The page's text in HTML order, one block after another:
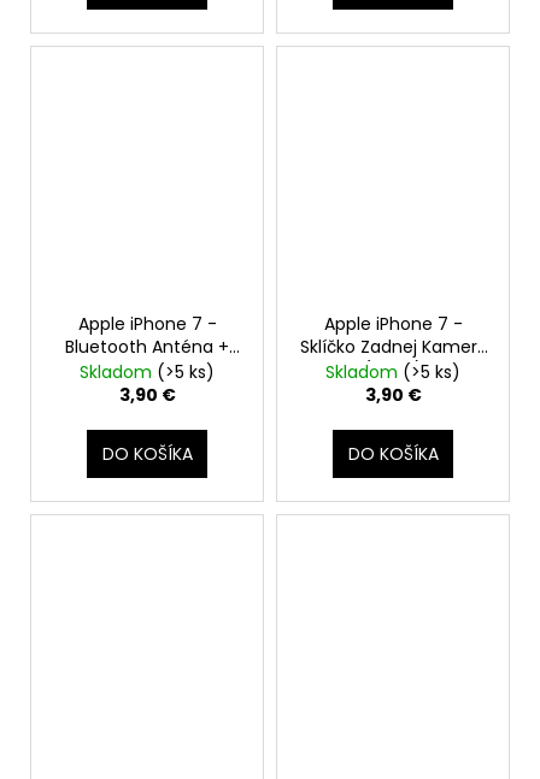
Apple iPhone 7 -
Bluetooth Anténa +
Signal Flex Kábel
Skladom (>5 ks)
3,90 €
DO KOŠÍKA
Apple iPhone 7 -
Sklíčko Zadnej Kamery
(Black)
Skladom (>5 ks)
3,90 €
DO KOŠÍKA